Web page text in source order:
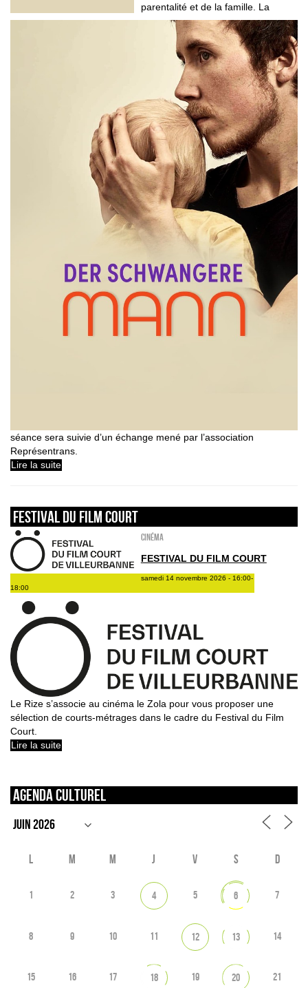
parentalité et de la famille. La
séance sera suivie d’un échange mené par l’association
Représentrans.
Lire la suite
Festival du Film Court
Cinéma
FESTIVAL DU FILM COURT
samedi 14 novembre 2026 - 16:00-
18:00
Le Rize s’associe au cinéma le Zola pour vous proposer une
sélection de courts-métrages dans le cadre du Festival du Film
Court.
Lire la suite
Agenda culturel
L M M J V S D
1 2 3 4 5 6 7
8 9 10 11 12 13 14
15 16 17 18 19 20 21